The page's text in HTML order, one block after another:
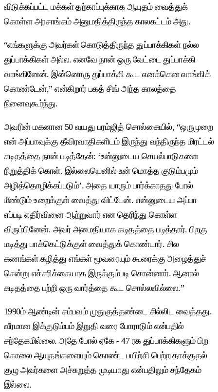
விடுக்கப்பட்ட மக்கள் தற்காப்புக்காக ஆயுதம் வைத்துக்
கொள்ள அரசாங்கம் அனுமதித்திருந்த காலகட்டம் அது.
“எங்களுக்கு அவர்கள் கொடுத்திருந்த துப்பாக்கிகள் நல்ல
துப்பாக்கிகள் அல்ல. எனவே நான் ஒரு வேட்டை துப்பாக்கி
வாங்கினேன். இன்னொரு துப்பாக்கி கூட எனக்கென வாங்கிக்
கொண்டேன்,” என்கிறார் பகத் சிங் அந்த காலத்தை
நினைவுகூர்ந்து.
அவரின் மகனான 50 வயது பரம்ஜித் சொல்கையில், “ஒருமுறை
என் அப்பாவுக்கு தீவிரவாதிகளிடம் இருந்து வந்திருந்த மிரட்டல்
கடிதத்தை நான் படித்தேன்: ‘உன்னுடைய செயல்பாடுகளை
நிறுத்திக் கொள். இல்லையெனில் உன் மொத்த குடும்பமும்
அழித்தொழிக்கப்படும்’. அதை யாரும் பார்க்காதது போல்
மீண்டும் உறைக்குள் வைத்து விட்டேன். என்னுடைய அப்பா
எப்படி எதிர்வினை ஆற்றுவார் என தெரிந்து கொள்ள
விரும்பினேன். அவர் அமைதியாக கடிதத்தை படித்தார். பிறகு
மடித்து பாக்கெட்டுக்குள் வைத்துக் கொண்டார். சில
கணங்கள் கழித்து எங்கள் மூவரையும் கூரைக்கு அழைத்துச்
சென்று எச்சரிக்கையாக இருக்கும்படி சொன்னார். ஆனால்
கடிதத்தை பற்றி ஒரு வார்த்தை கூட சொல்லவில்லை.”
1990ம் ஆண்டின் சம்பவம் முதுகுத்தண்டை சில்லிட வைத்தது.
வீரமான இக்குடும்பம் இறுதி வரை போராடும் என்பதில்
சந்தேகமில்லை. அதே போல் ஏகே - 47 ரக துப்பாக்கிகளும் பிற
கொலை ஆயுதங்களையும் கொண்ட பயிற்சி பெற்ற தாக்குதல்
குழு அவர்களை அச்சுறுத்த முடியாது என்பதிலும் சந்தேகம்
இல்லை.